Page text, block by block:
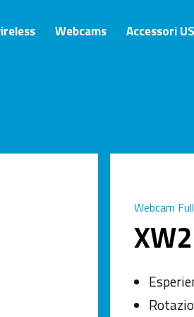
Webcams Accessori
Webcam